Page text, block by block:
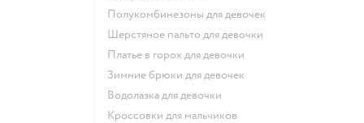
Полукомбинезоны для девочек
Шерстяное пальто для девочки
Платье в горох для девочки
Зимние брюки для девочек
Водолазка для девочки
Кроссовки для мальчиков